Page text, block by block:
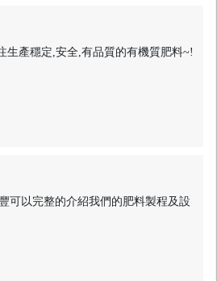
生產穩定,安全,有品質的有機質肥料~!
可以完整的介紹我們的肥料製程及設